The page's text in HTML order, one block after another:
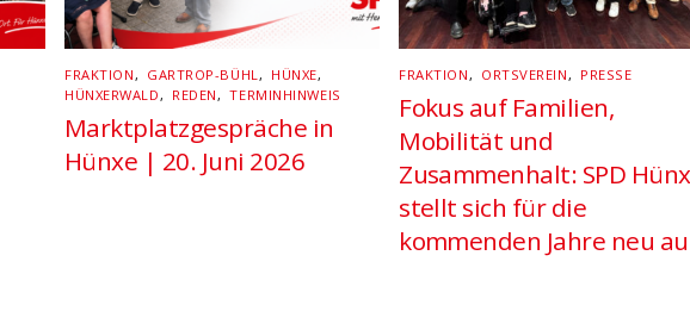
FRAKTION , GARTROP-BÜHL , HÜNXE,
HÜNXERWALD , REDEN , TERMINHINWEIS
Marktplatzgespräche in
Hünxe | 20. Juni 2026
FRAKTION , ORTSVEREIN , PRESSE
Fokus auf Familien,
Mobilität und
Zusammenhalt: SPD
stellt sich für die
kommenden Jahre neu